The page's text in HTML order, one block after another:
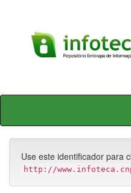
Skip
Use este identificador para
http://